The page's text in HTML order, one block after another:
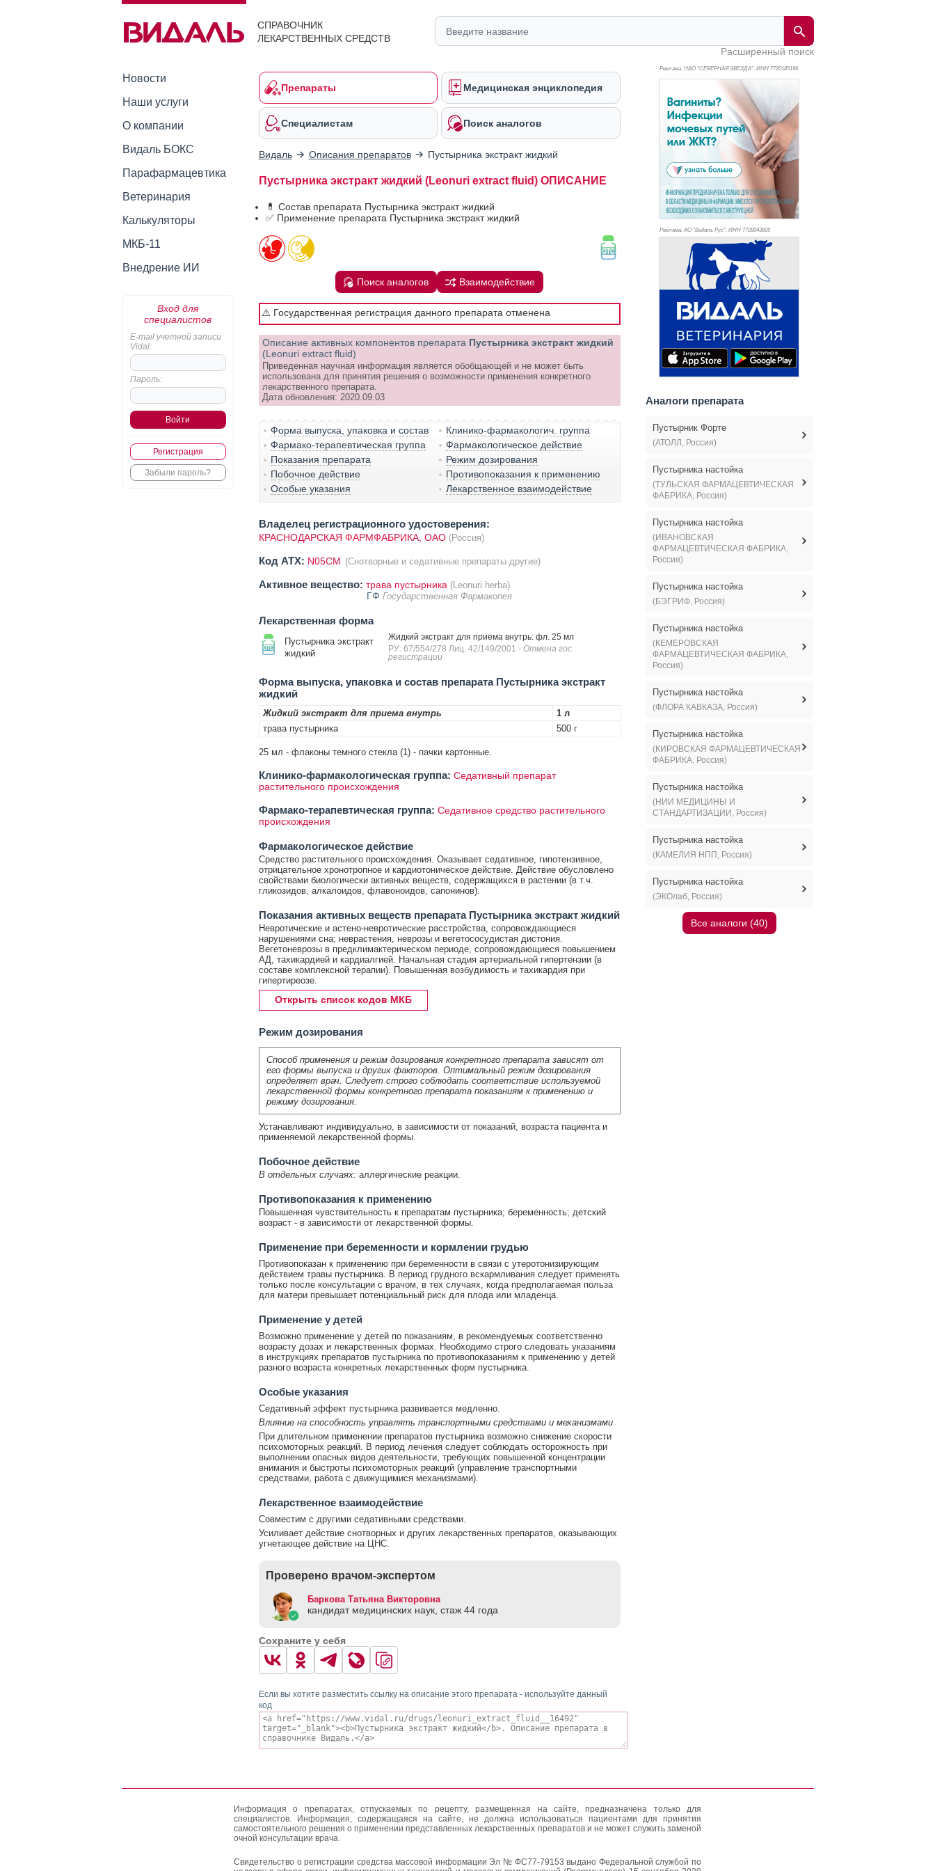
СПРАВОЧНИК
ЛЕКАРСТВЕННЫХ СРЕДСТВ
Расширенный поиск
Новости
Наши услуги
О компании
Видаль БОКС
Парафармацевтика
Ветеринария
Калькуляторы
МКБ-11
Внедрение ИИ
Вход для
специалистов
E-mail учетной записи
Vidal:
Пароль:
Регистрация
Забыли пароль?
Препараты Медицинская энциклопедия
Специалистам Поиск аналогов
Видаль Описания препаратов Пустырника экстракт жидкий
Пустырника экстракт жидкий (Leonuri extract fluid) ОПИСАНИЕ
💊 Состав препарата Пустырника экстракт жидкий
✅ Применение препарата Пустырника экстракт жидкий
Поиск аналогов Взаимодействие
⚠️ Государственная регистрация данного препарата отменена
Описание активных компонентов препарата Пустырника экстракт жидкий
(Leonuri extract fluid)
Приведенная научная информация является обобщающей и не может быть
использована для принятия решения о возможности применения конкретного
лекарственного препарата.
Дата обновления: 2020.09.03
Форма выпуска, упаковка и состав
Клинико-фармакологич. группа
Фармако-терапевтическая группа
Фармакологическое действие
Показания препарата
Режим дозирования
Побочное действие
Противопоказания к применению
Особые указания
Лекарственное взаимодействие
Владелец регистрационного удостоверения:
КРАСНОДАРСКАЯ ФАРМФАБРИКА, ОАО (Россия)
Код ATX: N05CM (Снотворные и седативные препараты другие)
Активное вещество: трава пустырника (Leonuri herba)
ГФ Государственная Фармакопея
Лекарственная форма
Пустырника экстракт
жидкий
Жидкий экстракт для приема внутрь: фл. 25 мл
РУ: 67/554/278 Лиц. 42/149/2001 - Отмена гос.
регистрации
Форма выпуска, упаковка и состав препарата Пустырника экстракт
жидкий
Жидкий экстракт для приема внутрь
1 л
трава пустырника
500 г
25 мл - флаконы темного стекла (1) - пачки картонные.
Клинико-фармакологическая группа: Седативный препарат
растительного происхождения
Фармако-терапевтическая группа: Седативное средство растительного
происхождения
Фармакологическое действие
Средство растительного происхождения. Оказывает седативное, гипотензивное,
отрицательное хронотропное и кардиотоническое действие. Действие обусловлено
свойствами биологически активных веществ, содержащихся в растении (в т.ч.
гликозидов, алкалоидов, флавоноидов, сапонинов).
Показания активных веществ препарата Пустырника экстракт жидкий
Невротические и астено-невротические расстройства, сопровождающиеся
нарушениями сна; неврастения, неврозы и вегетососудистая дистония.
Вегетоневрозы в предклимактерическом периоде, сопровождающиеся повышением
АД, тахикардией и кардиалгией. Начальная стадия артериальной гипертензии (в
составе комплексной терапии). Повышенная возбудимость и тахикардия при
гипертиреозе.
Открыть список кодов МКБ
Режим дозирования
Способ применения и режим дозирования конкретного препарата зависят от
его формы выпуска и других факторов. Оптимальный режим дозирования
определяет врач. Следует строго соблюдать соответствие используемой
лекарственной формы конкретного препарата показаниям к применению и
режиму дозирования.
Устанавливают индивидуально, в зависимости от показаний, возраста пациента и
применяемой лекарственной формы.
Побочное действие
В отдельных случаях: аллергические реакции.
Противопоказания к применению
Повышенная чувствительность к препаратам пустырника; беременность; детский
возраст - в зависимости от лекарственной формы.
Применение при беременности и кормлении грудью
Противопоказан к применению при беременности в связи с утеротонизирующим
действием травы пустырника. В период грудного вскармливания следует применять
только после консультации с врачом, в тех случаях, когда предполагаемая польза
для матери превышает потенциальный риск для плода или младенца.
Применение у детей
Возможно применение у детей по показаниям, в рекомендуемых соответственно
возрасту дозах и лекарственных формах. Необходимо строго следовать указаниям
в инструкциях препаратов пустырника по противопоказаниям к применению у детей
разного возраста конкретных лекарственных форм пустырника.
Особые указания
Седативный эффект пустырника развивается медленно.
Влияние на способность управлять транспортными средствами и механизмами
При длительном применении препаратов пустырника возможно снижение скорости
психомоторных реакций. В период лечения следует соблюдать осторожность при
выполнении опасных видов деятельности, требующих повышенной концентрации
внимания и быстроты психомоторных реакций (управление транспортными
средствами, работа с движущимися механизмами).
Лекарственное взаимодействие
Совместим с другими седативными средствами.
Усиливает действие снотворных и других лекарственных препаратов, оказывающих
угнетающее действие на ЦНС.
Проверено врачом-экспертом
Баркова Татьяна Викторовна
кандидат медицинских наук, стаж 44 годa
Сохраните у себя
Если вы хотите разместить ссылку на описание этого препарата - используйте данный
код
Реклама. НАО "СЕВЕРНАЯ ЗВЕЗДА", ИНН 7720185196
Реклама. АО "Видаль Рус", ИНН 7728043605
Аналоги препарата
Пустырник Форте
(АТОЛЛ, Россия)
Пустырника настойка
(ТУЛЬСКАЯ ФАРМАЦЕВТИЧЕСКАЯ
ФАБРИКА, Россия)
Пустырника настойка
(ИВАНОВСКАЯ
ФАРМАЦЕВТИЧЕСКАЯ ФАБРИКА,
Россия)
Пустырника настойка
(БЭГРИФ, Россия)
Пустырника настойка
(КЕМЕРОВСКАЯ
ФАРМАЦЕВТИЧЕСКАЯ ФАБРИКА,
Россия)
Пустырника настойка
(ФЛОРА КАВКАЗА, Россия)
Пустырника настойка
(КИРОВСКАЯ ФАРМАЦЕВТИЧЕСКАЯ
ФАБРИКА, Россия)
Пустырника настойка
(НИИ МЕДИЦИНЫ И
СТАНДАРТИЗАЦИИ, Россия)
Пустырника настойка
(КАМЕЛИЯ НПП, Россия)
Пустырника настойка
(ЭКОлаб, Россия)
Все аналоги (40)
Информация о препаратах, отпускаемых по рецепту, размещенная на сайте, предназначена только для
специалистов. Информация, содержащаяся на сайте, не должна использоваться пациентами для принятия
самостоятельного решения о применении представленных лекарственных препаратов и не может служить заменой
очной консультации врача.
Свидетельство о регистрации средства массовой информации Эл № ФС77-79153 выдано Федеральной службой по